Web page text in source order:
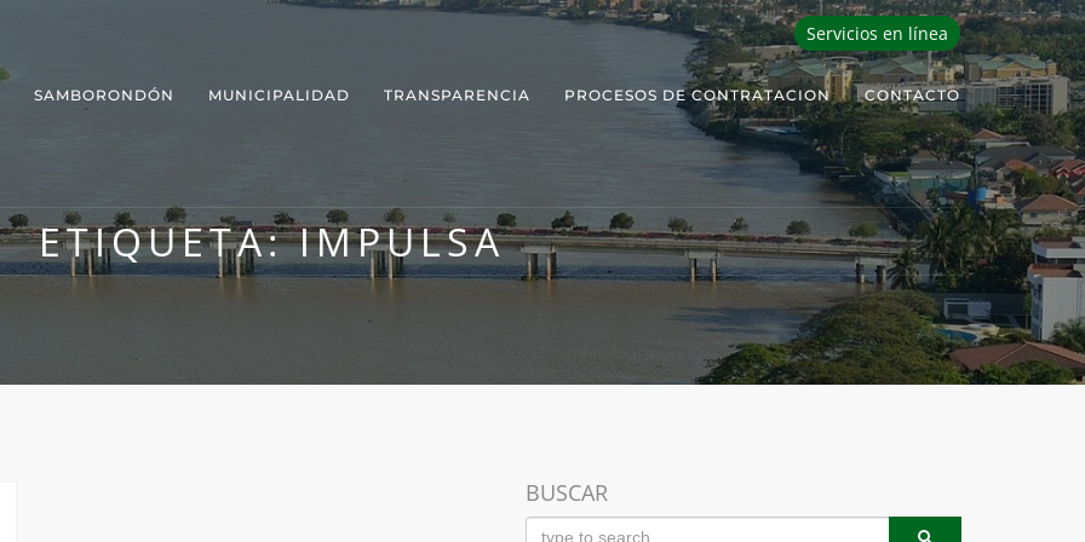
Servicios en línea
SAMBORONDÓN MUNICIPALIDAD TRANSPARENCIA PROCESOS DE CONTRATACION CONTACTO
ETIQUETA:IMPULSA
BUSCAR